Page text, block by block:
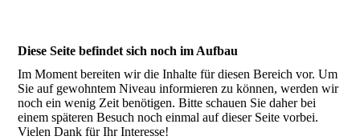
Diese Seite befindet sich noch im Aufbau
Im Moment bereiten wir die Inhalte für diesen Bereich vor. Um
Sie auf gewohntem Niveau informieren zu können, werden wir
noch ein wenig Zeit benötigen. Bitte schauen Sie daher bei
einem späteren Besuch noch einmal auf dieser Seite vorbei.
Vielen Dank für Ihr Interesse!